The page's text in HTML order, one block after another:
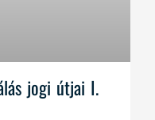
jogi útjai I.